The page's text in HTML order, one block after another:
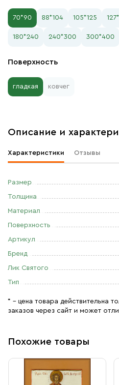
70*90 88*104 105*125
180*240 240*300 300*400
Поверхность
гладкая ковчег
Описание и
Характеристики Отзывы
Размер
Толщина
Материал
Поверхность
Артикул
Бренд
Лик Святого
Тип
* – цена товара действительна
заказов через сайт и может
Похожие товары